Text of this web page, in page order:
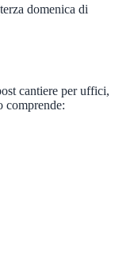
terza domenica di
cantiere per uffici,
comprende: